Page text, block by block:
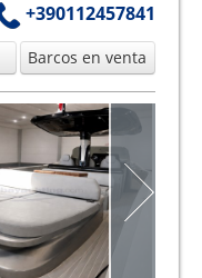
+390112457841
Barcos en venta